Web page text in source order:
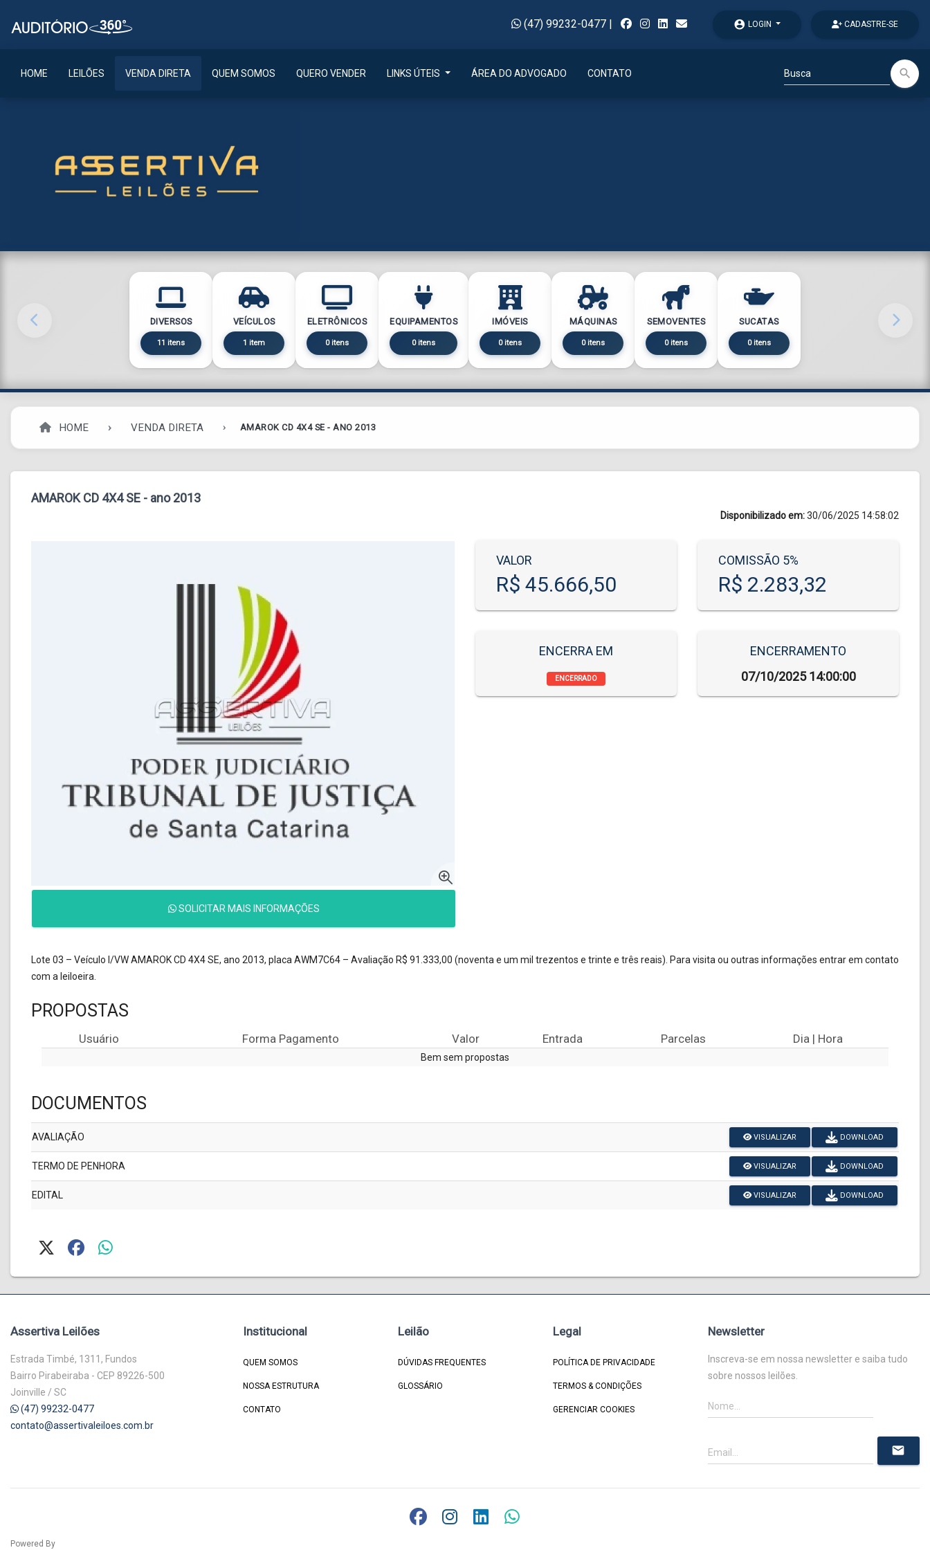
(47) 99232-0477| account_circle LOGIN CADASTRE-SE
HOME LEILÕES VENDA DIRETA QUEM SOMOS QUERO VENDER LINKS ÚTEIS ÁREA DO ADVOGADO CONTATO search
DIVERSOS
11 itens
VEÍCULOS
1 item
ELETRÔNICOS
0 itens
EQUIPAMENTOS
0 itens
IMÓVEIS
0 itens
MÁQUINAS
0 itens
SEMOVENTES
0 itens
SUCATAS
0 itens
HOME VENDA DIRETA AMAROK CD 4X4 SE - ANO 2013
AMAROK CD 4X4 SE - ano 2013
Disponibilizado em:30/06/2025 14:58:02
SOLICITAR MAIS INFORMAÇÕES
VALOR
R$ 45.666,50
COMISSÃO 5%
R$ 2.283,32
ENCERRA EM
ENCERRADO
ENCERRAMENTO
07/10/2025 14:00:00
Lote 03 – Veículo I/VW AMAROK CD 4X4 SE, ano 2013, placa AWM7C64 – Avaliação R$ 91.333,00 (noventa e um mil trezentos e trinte e três reais). Para visita ou outras informações entrar em contato
com a leiloeira.
PROPOSTAS
Usuário Forma Pagamento Valor Entrada Parcelas Dia | Hora
Bem sem propostas
DOCUMENTOS
AVALIAÇÃO DOWNLOAD
VISUALIZAR
TERMO DE PENHORA DOWNLOAD
VISUALIZAR
EDITAL DOWNLOAD
VISUALIZAR
Assertiva Leilões
Estrada Timbé, 1311, Fundos
Bairro Pirabeiraba - CEP 89226-500
Joinville / SC
(47) 99232-0477
contato@assertivaleiloes.com.br
Institucional
QUEM SOMOS
NOSSA ESTRUTURA
CONTATO
Leilão
DÚVIDAS FREQUENTES
GLOSSÁRIO
Legal
POLÍTICA DE PRIVACIDADE
TERMOS & CONDIÇÕES
GERENCIAR COOKIES
Newsletter
Inscreva-se em nossa newsletter e saiba tudo
sobre nossos leilões.
mail
Powered By